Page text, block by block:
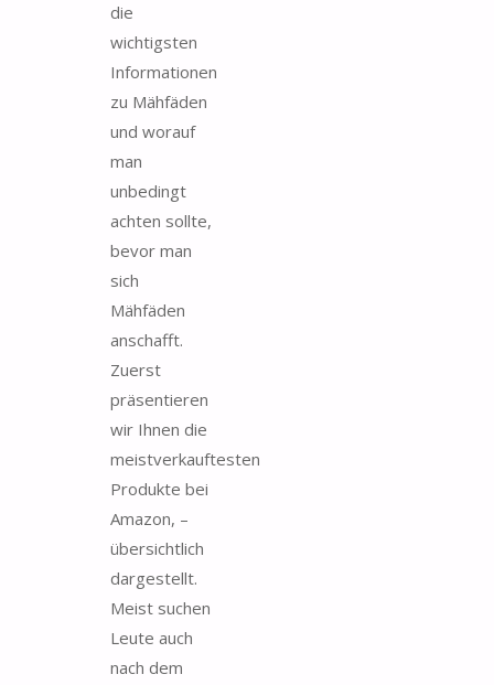
die
wichtigsten
Informationen
zu Mähfäden
und worauf
man
unbedingt
achten sollte,
bevor man
sich
Mähfäden
anschafft.
Zuerst
präsentieren
wir Ihnen die
meistverkauftesten
Produkte bei
Amazon, –
übersichtlich
dargestellt.
Meist suchen
Leute auch
nach dem